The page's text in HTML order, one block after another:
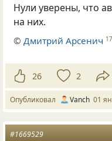
Нули уверены, что
на них.
©Дмитрий Арсенич 17
26 2
Опубликовал Vanch 01
#1669529